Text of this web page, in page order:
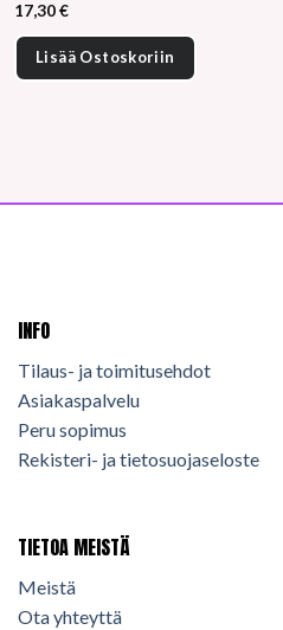
17,30€
Lisää Ostoskoriin
INFO
Tilaus- ja toimitusehdot
Asiakaspalvelu
Peru sopimus
Rekisteri- ja tietosuojaseloste
TIETOA MEISTÄ
Meistä
Ota yhteyttä